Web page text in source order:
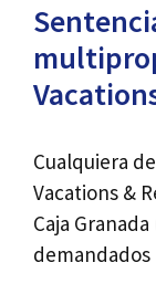
Cualquiera
Vacations &
Caja